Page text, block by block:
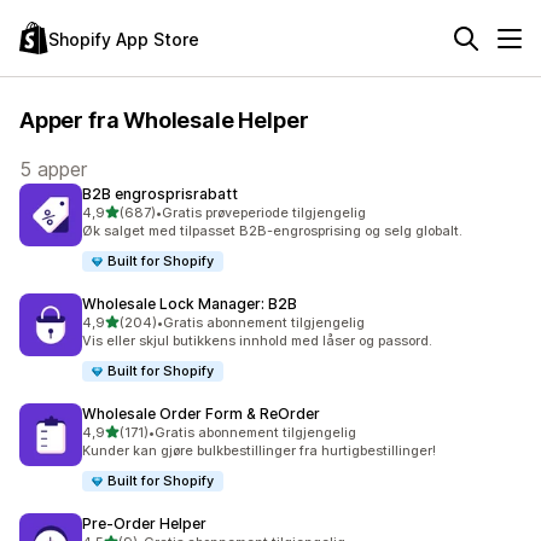
Shopify App Store
Apper fra Wholesale Helper
5 apper
B2B engrosprisrabatt
4,9av 5 stjerner
(687)
Totalt 687 omtaler
•Gratis prøveperiode tilgjengelig
Øk salget med tilpasset B2B-engrosprising og selg globalt.
Built for Shopify
Wholesale Lock Manager: B2B
4,9av 5 stjerner
(204)
Totalt 204 omtaler
•Gratis abonnement tilgjengelig
Vis eller skjul butikkens innhold med låser og passord.
Built for Shopify
Wholesale Order Form & ReOrder
4,9av 5 stjerner
(171)
Totalt 171 omtaler
•Gratis abonnement tilgjengelig
Kunder kan gjøre bulkbestillinger fra hurtigbestillinger!
Built for Shopify
Pre‑Order Helper